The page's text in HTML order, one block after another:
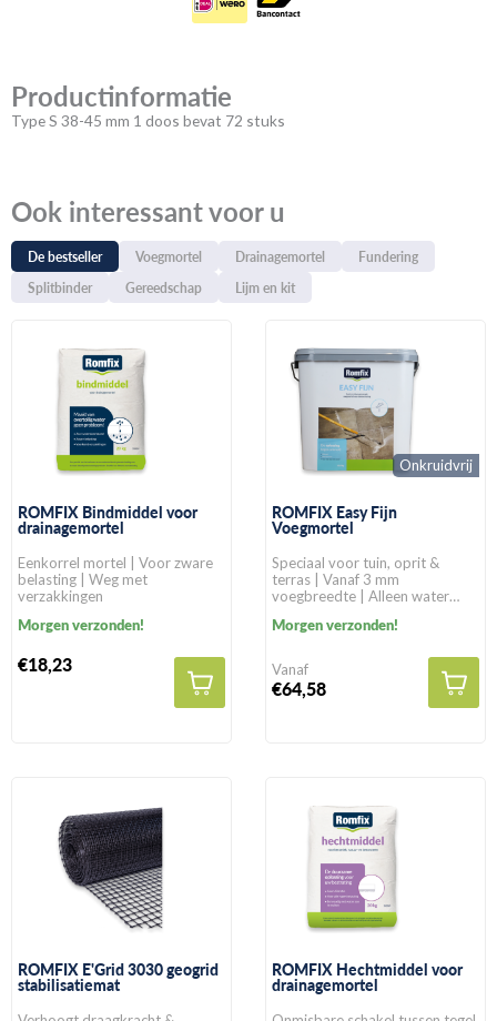
Productinformatie
Type S 38-45 mm 1 doos bevat 72 stuks
Ook interessant voor u
De bestseller Voegmortel Drainagemortel
Fundering
Splitbinder
Gereedschap Lijm en kit
ROMFIX Bindmiddel voor
drainagemortel
Eenkorrel mortel | Voor zware
belasting | Weg met
verzakkingen
Morgen verzonden!
€18,23
Onkruidvrij
ROMFIX Easy Fijn
Voegmortel
Speciaal voor tuin, oprit &
terras | Vanaf 3 mm
voegbreedte | Alleen water
Morgen verzonden!
Vanaf
€64,58
ROMFIX E'Grid 3030 geogrid
stabilisatiemat
ROMFIX Hechtmiddel voor
drainagemortel